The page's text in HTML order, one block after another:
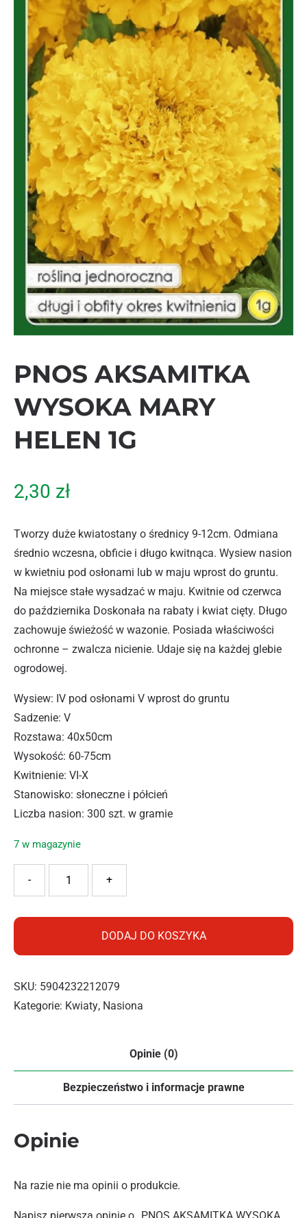
PNOS AKSAMITKA
WYSOKA MARY
HELEN 1G
2,30 zł
Tworzy duże kwiatostany o średnicy 9-12cm. Odmiana
średnio wczesna, obficie i długo kwitnąca. Wysiew nasion
w kwietniu pod osłonami lub w maju wprost do gruntu.
Na miejsce stałe wysadzać w maju. Kwitnie od czerwca
do października Doskonała na rabaty i kwiat cięty. Długo
zachowuje świeżość w wazonie. Posiada właściwości
ochronne – zwalcza nicienie. Udaje się na każdej glebie
ogrodowej.
Wysiew: IV pod osłonami V wprost do gruntu
Sadzenie: V
Rozstawa: 40x50cm
Wysokość: 60-75cm
Kwitnienie: VI-X
Stanowisko: słoneczne i półcień
Liczba nasion: 300 szt. w gramie
7 w magazynie
+
-
DODAJ DO KOSZYKA
SKU: 5904232212079
Kategorie: Kwiaty, Nasiona
Opinie (0)
Bezpieczeństwo i informacje prawne
Opinie
Na razie nie ma opinii o produkcie.
Napisz pierwszą opinię o „PNOS AKSAMITKA WYSOKA